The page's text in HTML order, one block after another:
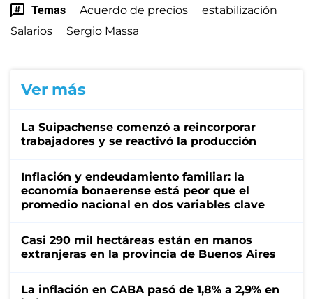
Temas Acuerdo de precios
estabilización
Salarios
Sergio Massa
Ver más
La Suipachense comenzó a reincorporar
trabajadores y se reactivó la producción
Inflación y endeudamiento familiar: la
economía bonaerense está peor que el
promedio nacional en dos variables clave
Casi 290 mil hectáreas están en manos
extranjeras en la provincia de Buenos Aires
La inflación en CABA pasó de 1,8% a 2,9% en